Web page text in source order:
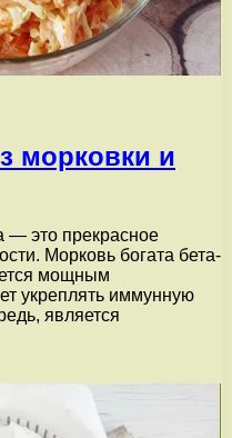
морковки и
— это прекрасное
Морковь богата бета-
мощным
укреплять иммунную
является